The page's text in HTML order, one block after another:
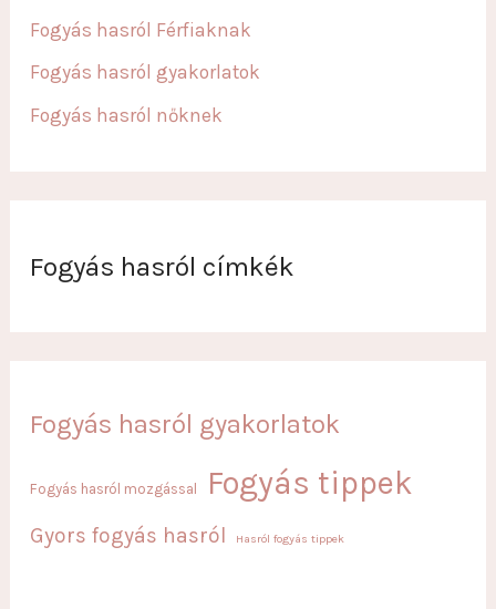
Fogyás hasról Férfiaknak
Fogyás hasról gyakorlatok
Fogyás hasról nőknek
Fogyás hasról címkék
Fogyás hasról gyakorlatok
Fogyás hasról mozgással Fogyás tippek
Gyors fogyás hasról Hasról fogyás tippek